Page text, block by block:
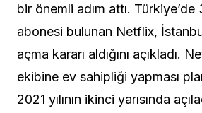
bir önemli adım attı. Türkiye’de
abonesi bulunan Netflix,
açma kararı aldığını açıkladı.
ekibine ev sahipliği yapması
2021 yılının ikinci yarısında